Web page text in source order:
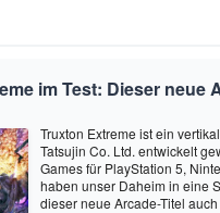
im Test: Dieser neue
Truxton Extreme ist ein
Tatsujin Co. Ltd. entwickelt
Games für PlayStation 5,
haben unser Daheim in eine
dieser neue Arcade-Titel auch